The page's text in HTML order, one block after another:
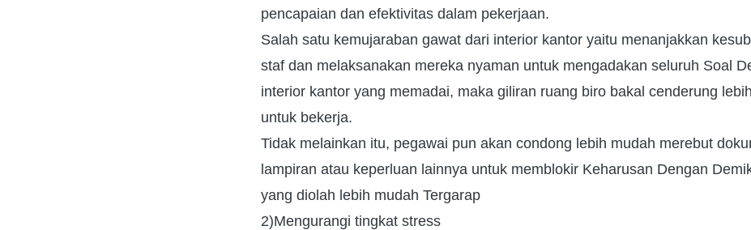
pencapaian dan efektivitas dalam pekerjaan.
Salah satu kemujaraban gawat dari interior kantor yaitu menanjakkan
staf dan melaksanakan mereka nyaman untuk mengadakan seluruh Soal
interior kantor yang memadai, maka giliran ruang biro bakal cenderung
untuk bekerja.
Tidak melainkan itu, pegawai pun akan condong lebih mudah merebut
lampiran atau keperluan lainnya untuk memblokir Keharusan Dengan
yang diolah lebih mudah Tergarap
2)Mengurangi tingkat stress